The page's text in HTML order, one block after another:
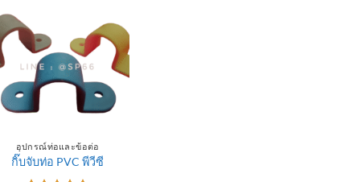
อุปกรณ์ท่อและข้อต่อ
กิ๊บจับท่อ PVC พีวีซี